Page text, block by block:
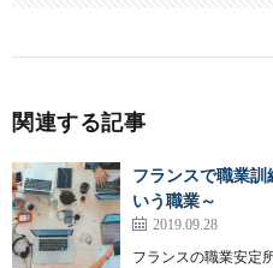
関連する記事
フランスで職業
いう職業～
2019.09.28
フランスの職業安定